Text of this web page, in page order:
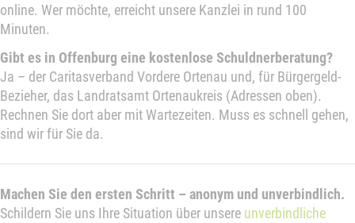
online. Wer möchte, erreicht unsere Kanzlei in rund 100
Minuten.
Gibt es in Offenburg eine kostenlose Schuldnerberatung?
Ja – der Caritasverband Vordere Ortenau und, für Bürgergeld-
Bezieher, das Landratsamt Ortenaukreis (Adressen oben).
Rechnen Sie dort aber mit Wartezeiten. Muss es schnell gehen,
sind wir für Sie da.
Machen Sie den ersten Schritt – anonym und unverbindlich.
Schildern Sie uns Ihre Situation über unsere unverbindliche